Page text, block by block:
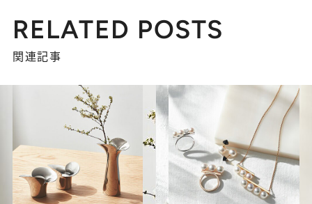
RELATED POSTS
関連記事